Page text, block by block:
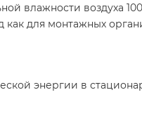
влажности воздуха
для монтажных
энергии в